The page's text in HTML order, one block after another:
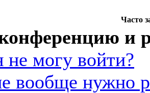
Часто
и
не могу войти?
вообще нужно